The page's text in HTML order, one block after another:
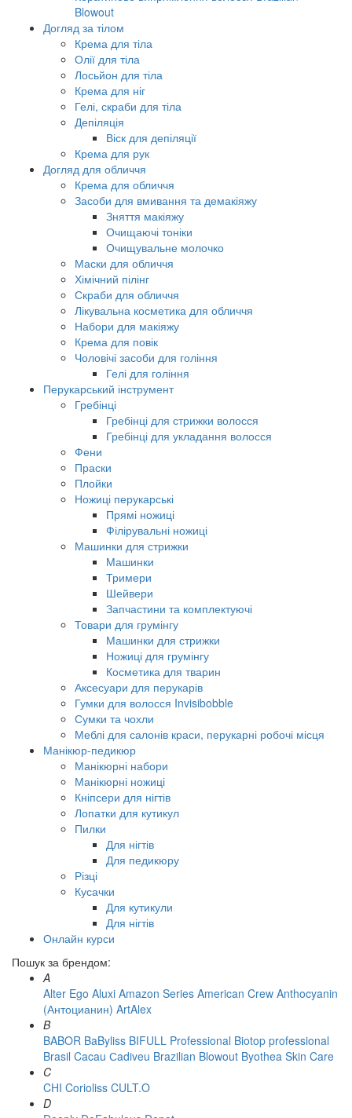
Blowout
Догляд за тілом
Крема для тіла
Олії для тіла
Лосьйон для тіла
Крема для ніг
Гелі, скраби для тіла
Депіляція
Віск для депіляції
Крема для рук
Догляд для обличчя
Крема для обличчя
Засоби для вмивання та демакіяжу
Зняття макіяжу
Очищаючі тоніки
Очищувальне молочко
Маски для обличчя
Хімічний пілінг
Скраби для обличчя
Лікувальна косметика для обличчя
Набори для макіяжу
Крема для повік
Чоловічі засоби для гоління
Гелі для гоління
Перукарський інструмент
Гребінці
Гребінці для стрижки волосся
Гребінці для укладання волосся
Фени
Праски
Плойки
Ножиці перукарські
Прямі ножиці
Філірувальні ножиці
Машинки для стрижки
Машинки
Тримери
Шейвери
Запчастини та комплектуючі
Товари для грумінгу
Машинки для стрижки
Ножиці для грумінгу
Косметика для тварин
Аксесуари для перукарів
Гумки для волосся Invisibobble
Сумки та чохли
Меблі для салонів краси, перукарні робочі місця
Манікюр-педикюр
Манікюрні набори
Манікюрні ножиці
Кніпсери для нігтів
Лопатки для кутикул
Пилки
Для нігтів
Для педикюру
Різці
Кусачки
Для кутикули
Для нігтів
Онлайн курси
Пошук за брендом:
A
Alter Ego Aluxi Amazon Series American Crew Anthocyanin
(Антоцианин) ArtAlex
B
BABOR BaByliss BIFULL Professional Biotop professional
Brasil Cacau Сadiveu Brazilian Blowout Byothea Skin Care
C
CHI Corioliss CULT.O
D